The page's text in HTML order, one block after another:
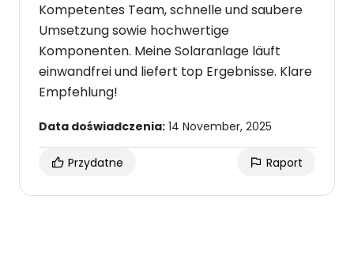
Kompetentes Team, schnelle und saubere
Umsetzung sowie hochwertige
Komponenten. Meine Solaranlage läuft
einwandfrei und liefert top Ergebnisse. Klare
Empfehlung!
Data doświadczenia: 14 November, 2025
Przydatne Raport